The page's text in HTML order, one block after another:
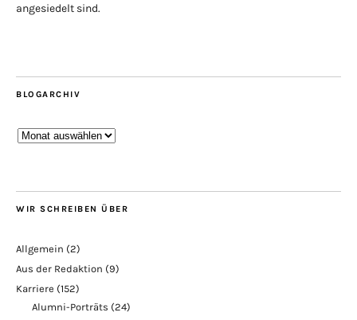
angesiedelt sind.
BLOGARCHIV
Blogarchiv
WIR SCHREIBEN ÜBER
Allgemein (2)
Aus der Redaktion (9)
Karriere (152)
Alumni-Porträts (24)